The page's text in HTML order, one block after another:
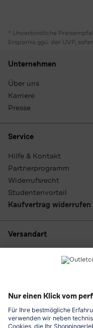
* Unverbindliche
Ersparnis ggü. der UVP,
Unternehmen
Über uns
Karriere
Presse
Service
Hilfe & Kontakt
Partnerprogramm
Widerrufsrecht
Studentenvorteil
Kaufvertrag widerrufen
Versandart